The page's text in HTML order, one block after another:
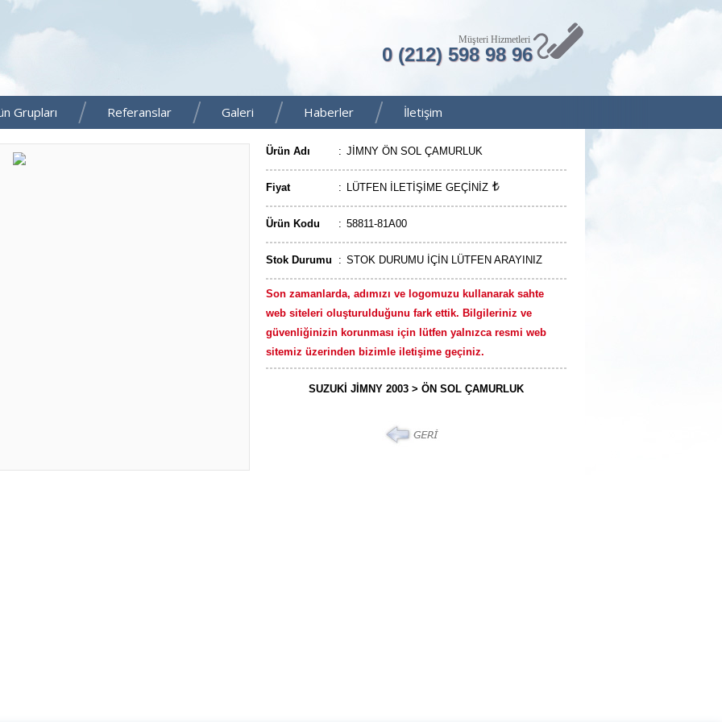
Müşteri Hizmetleri
0 (212) 598 98 96
Grupları Referanslar Galeri Haberler İletişim
Ürün Adı : JİMNY ÖN SOL ÇAMURLUK
Fiyat : LÜTFEN İLETİŞİME GEÇİNİZ
Ürün Kodu : 58811-81A00
Stok Durumu : STOK DURUMU İÇİN LÜTFEN ARAYINIZ
Son zamanlarda, adımızı ve logomuzu kullanarak sahte
web siteleri oluşturulduğunu fark ettik. Bilgileriniz ve
güvenliğinizin korunması için lütfen yalnızca resmi web
sitemiz üzerinden bizimle iletişime geçiniz.
SUZUKİ JİMNY 2003 > ÖN SOL ÇAMURLUK